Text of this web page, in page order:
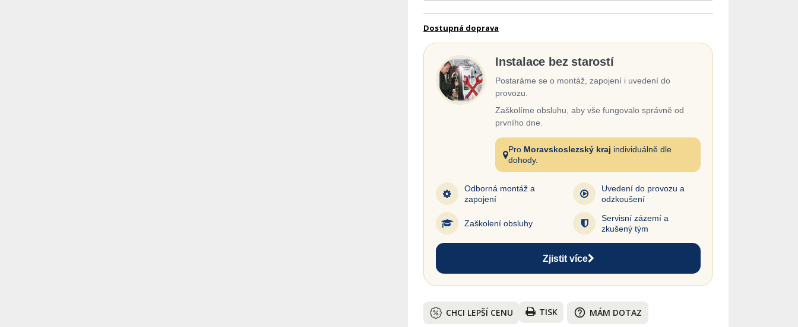
Dostupná doprava
Instalace bez starostí
Postaráme se o montáž, zapojení i uvedení do
provozu.
Zaškolíme obsluhu, aby vše fungovalo správně od
prvního dne.
Pro Moravskoslezský kraj individuálně dle
dohody.
Odborná montáž a
zapojení
Uvedení do provozu a
odzkoušení
Zaškolení obsluhy
Servisní zázemí a
zkušený tým
Zjistit více
CHCI LEPŠÍ CENU TISK help_outline MÁM DOTAZ